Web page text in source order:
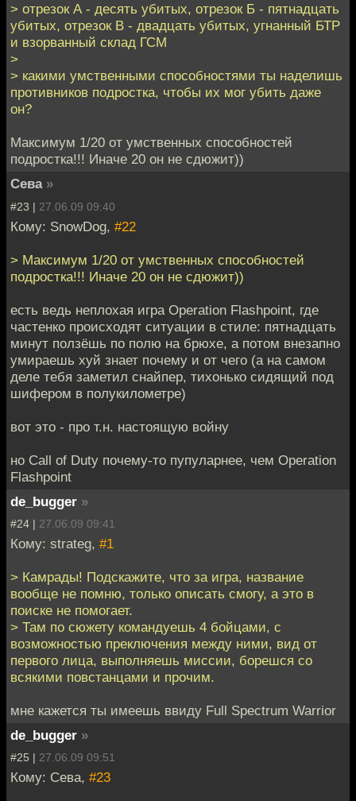
> отрезок А - десять убитых, отрезок Б - пятнадцать
убитых, отрезок В - двадцать убитых, угнанный БТР
и взорванный склад ГСМ
>
> какими умственными способностями ты наделишь
противников подростка, чтобы их мог убить даже
он?
Максимум 1/20 от умственных способностей
подростка!!! Иначе 20 он не сдюжит))
Сева »
#23 | 27.06.09 09:40
Кому: SnowDog, #22
> Максимум 1/20 от умственных способностей
подростка!!! Иначе 20 он не сдюжит))
есть ведь неплохая игра Operation Flashpoint, где
частенко происходят ситуации в стиле: пятнадцать
минут ползёшь по полю на брюхе, а потом внезапно
умираешь хуй знает почему и от чего (а на самом
деле тебя заметил снайпер, тихонько сидящий под
шифером в полукилометре)
вот это - про т.н. настоящую войну
но Call of Duty почему-то пупуларнее, чем Operation
Flashpoint
de_bugger »
#24 | 27.06.09 09:41
Кому: strateg, #1
> Камрады! Подскажите, что за игра, название
вообще не помню, только описать смогу, а это в
поиске не помогает.
> Там по сюжету командуешь 4 бойцами, с
возможностью преключения между ними, вид от
первого лица, выполняешь миссии, борешся со
всякими повстанцами и прочим.
мне кажется ты имеешь ввиду Full Spectrum Warrior
de_bugger »
#25 | 27.06.09 09:51
Кому: Сева, #23